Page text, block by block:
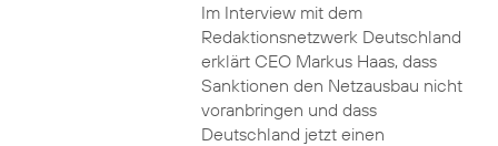
Im Interview mit dem
Redaktionsnetzwerk Deutschland
erklärt CEO Markus Haas, dass
Sanktionen den Netzausbau nicht
voranbringen und dass
Deutschland jetzt einen